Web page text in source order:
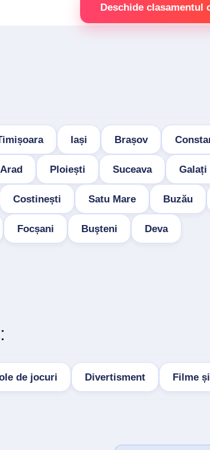
Deschide clasamentul
Iași Brașov
Arad Ploiești Suceava Galați
Costinești Satu Mare Buzău
Focșani Buşteni Deva
de jocuri Divertisment Filme